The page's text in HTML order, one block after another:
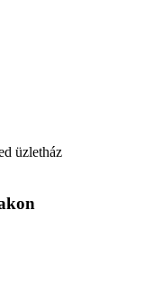
üzletház